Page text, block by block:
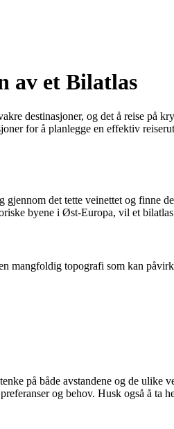
av et Bilatlas
destinasjoner, og det å reise på
for å planlegge en effektiv
det tette veinettet og finne
byene i Øst-Europa, vil et
mangfoldig topografi som kan
på både avstandene og de
og behov. Husk også å